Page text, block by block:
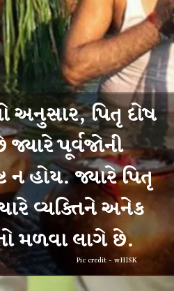
અનુસાર,
હોય.
Pic credit - wHISK